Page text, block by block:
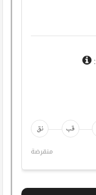
:
قب نق
منقرضة